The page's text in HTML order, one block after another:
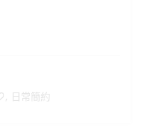
, 日常簡約